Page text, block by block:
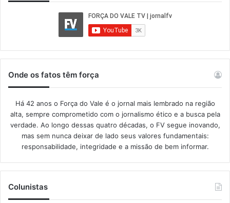
Onde os fatos têm força
Há 42 anos o Força do Vale é o jornal mais lembrado na região
alta, sempre comprometido com o jornalismo ético e a busca pela
verdade. Ao longo dessas quatro décadas, o FV segue inovando,
mas sem nunca deixar de lado seus valores fundamentais:
responsabilidade, integridade e a missão de bem informar.​
Colunistas